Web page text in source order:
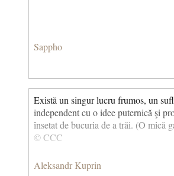
Sappho
Există un singur lucru frumos, un
independent cu o idee puternică şi
însetat de bucuria de a trăi. (O mică
© CCC
Aleksandr Kuprin